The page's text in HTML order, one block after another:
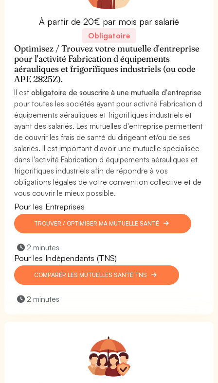
À partir de 20€ par mois par salarié
Obligatoire
Optimisez / Trouvez votre mutuelle d'entreprise
pour l'activité Fabrication d équipements
aérauliques et frigorifiques industriels (ou code
APE 2825Z).
Il estobligatoire de souscrire à une mutuelle d'entreprise
pour toutes les sociétés ayant pour activité Fabrication d
équipements aérauliques et frigorifiques industriels et
ayant des salariés. Les mutuelles d'entreprise permettent
de couvrir les frais de santé du dirigeant et/ou de ses
salariés. Il est important d'avoir une mutuelle spécialisée
dans l'activité Fabrication d équipements aérauliques et
frigorifiques industriels afin de répondre à vos
obligations légales de votre convention collective et de
vous couvrir le mieux possible.
Pour les Entreprises
TROUVER / OPTIMISER MA MUTUELLE SANTÉ
2 minutes
Pour les Indépendants (TNS)
COMPARER LES MUTUELLES SANTÉ TNS
2 minutes